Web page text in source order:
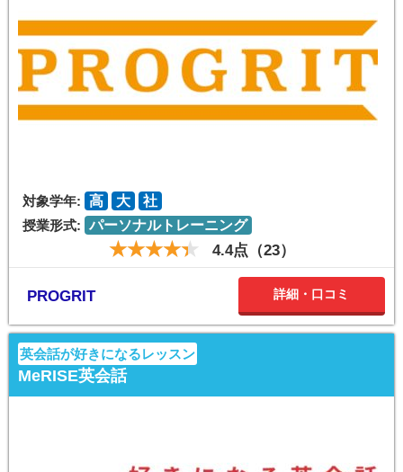
対象学年: 高 大
社
授業形式: パーソナルトレーニング
4.4点（23）
PROGRIT 詳細・口コミ
英会話が好きになるレッスン
MeRISE英会話